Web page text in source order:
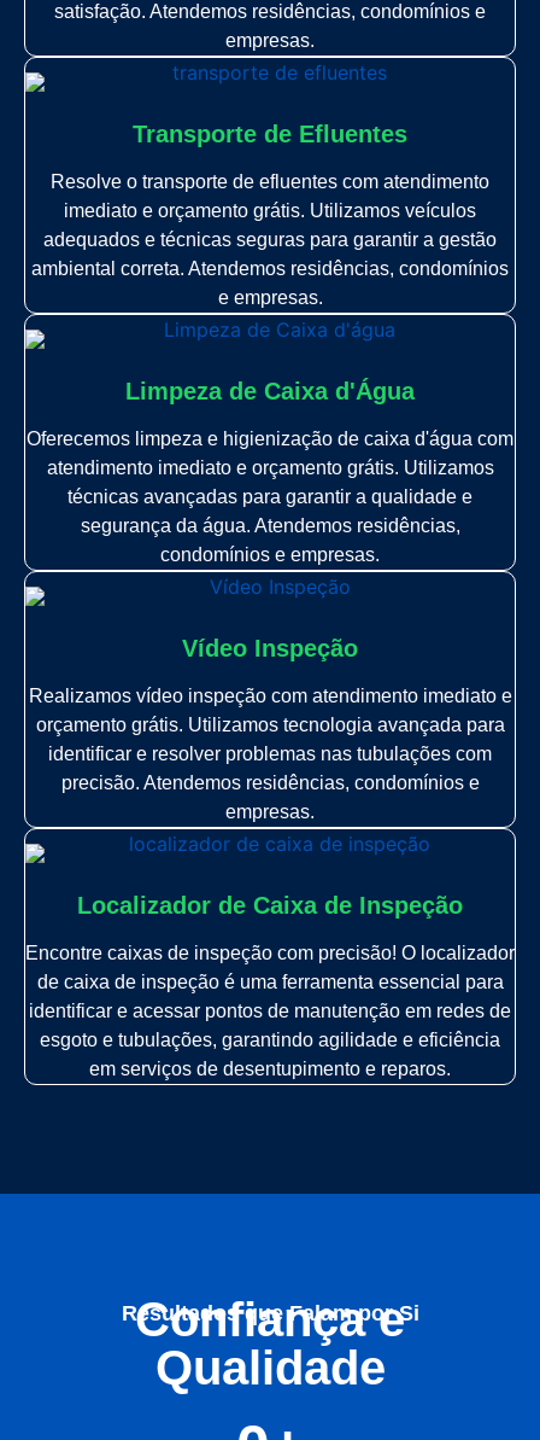
satisfação. Atendemos residências, condomínios e
empresas.
Transporte de Efluentes
Resolve o transporte de efluentes com atendimento
imediato e orçamento grátis. Utilizamos veículos
adequados e técnicas seguras para garantir a gestão
ambiental correta. Atendemos residências, condomínios
e empresas.
Limpeza de Caixa d'Água
Oferecemos limpeza e higienização de caixa d'água com
atendimento imediato e orçamento grátis. Utilizamos
técnicas avançadas para garantir a qualidade e
segurança da água. Atendemos residências,
condomínios e empresas.
Vídeo Inspeção
Realizamos vídeo inspeção com atendimento imediato e
orçamento grátis. Utilizamos tecnologia avançada para
identificar e resolver problemas nas tubulações com
precisão. Atendemos residências, condomínios e
empresas.
Localizador de Caixa de Inspeção
Encontre caixas de inspeção com precisão! O localizador
de caixa de inspeção é uma ferramenta essencial para
identificar e acessar pontos de manutenção em redes de
esgoto e tubulações, garantindo agilidade e eficiência
em serviços de desentupimento e reparos.
Resultados que Falam por Si
Confiança e
Qualidade